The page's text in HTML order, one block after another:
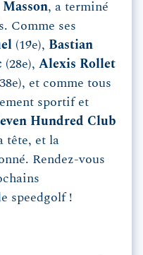
Masson, a terminé
Comme ses
(19e), Bastian
(28e), Alexis Rollet
et comme tous
sportif et
Hundred Club
tête, et la
Rendez-vous
speedgolf !